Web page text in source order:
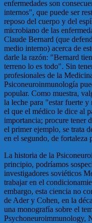
enfermedades son
internos", que puede ser
reposo del cuerpo y del
microbiano de las
Claude Bernard (que
medio interno) acerca de
darle la razón: "Bernard
terreno lo es todo". Sin
profesionales de la
Psiconeuroinmunología
popular. Como muestra,
la leche para "estar fuerte
el que el médico le dice al
importancia; procure tener
el primer ejemplo, se trata
en el segundo, de fortaleza
La historia de la
principio, podríamos
investigadores soviéticos
trabajar en el
embargo, esta ciencia no
de Ader y Cohen, en la
una monografía sobre el
Psychoneuroimmunology,